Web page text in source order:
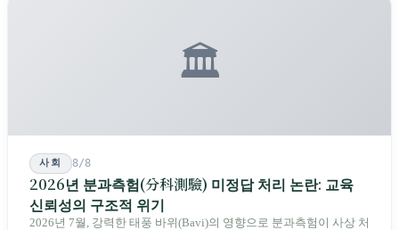
🏛️
사회 8/8
2026년 분과측험(分科測驗) 미정답 처리 논란: 교육
신뢰성의 구조적 위기
2026년 7월, 강력한 태풍 바위(Bavi)의 영향으로 분과측험이 사상 처